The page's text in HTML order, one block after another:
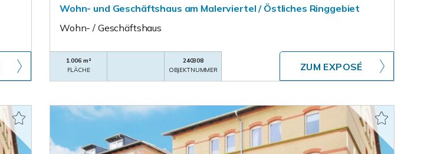
Wohn- und Geschäftshaus am Malerviertel / Östliches Ringgebiet
Wohn- / Geschäftshaus
1.006 m²
FLÄCHE
240308
OBJEKTNUMMER
ZUM EXPOSÉ